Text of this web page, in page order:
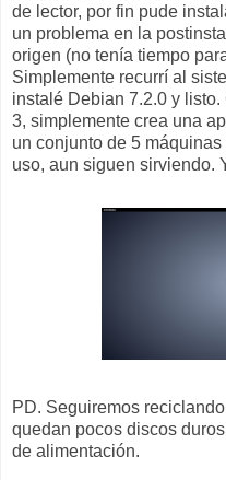
de lector, por fin pude
un problema en la
origen (no tenía tiempo
Simplemente recurrí al
instalé Debian 7.2.0 y
3, simplemente crea una
un conjunto de 5
uso, aun siguen sirviendo.
PD. Seguiremos
quedan pocos discos
de alimentación.